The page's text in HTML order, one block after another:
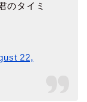
のタイミ
22,